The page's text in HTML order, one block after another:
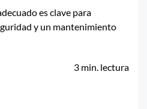
es clave para
y un mantenimiento
3 min. lectura